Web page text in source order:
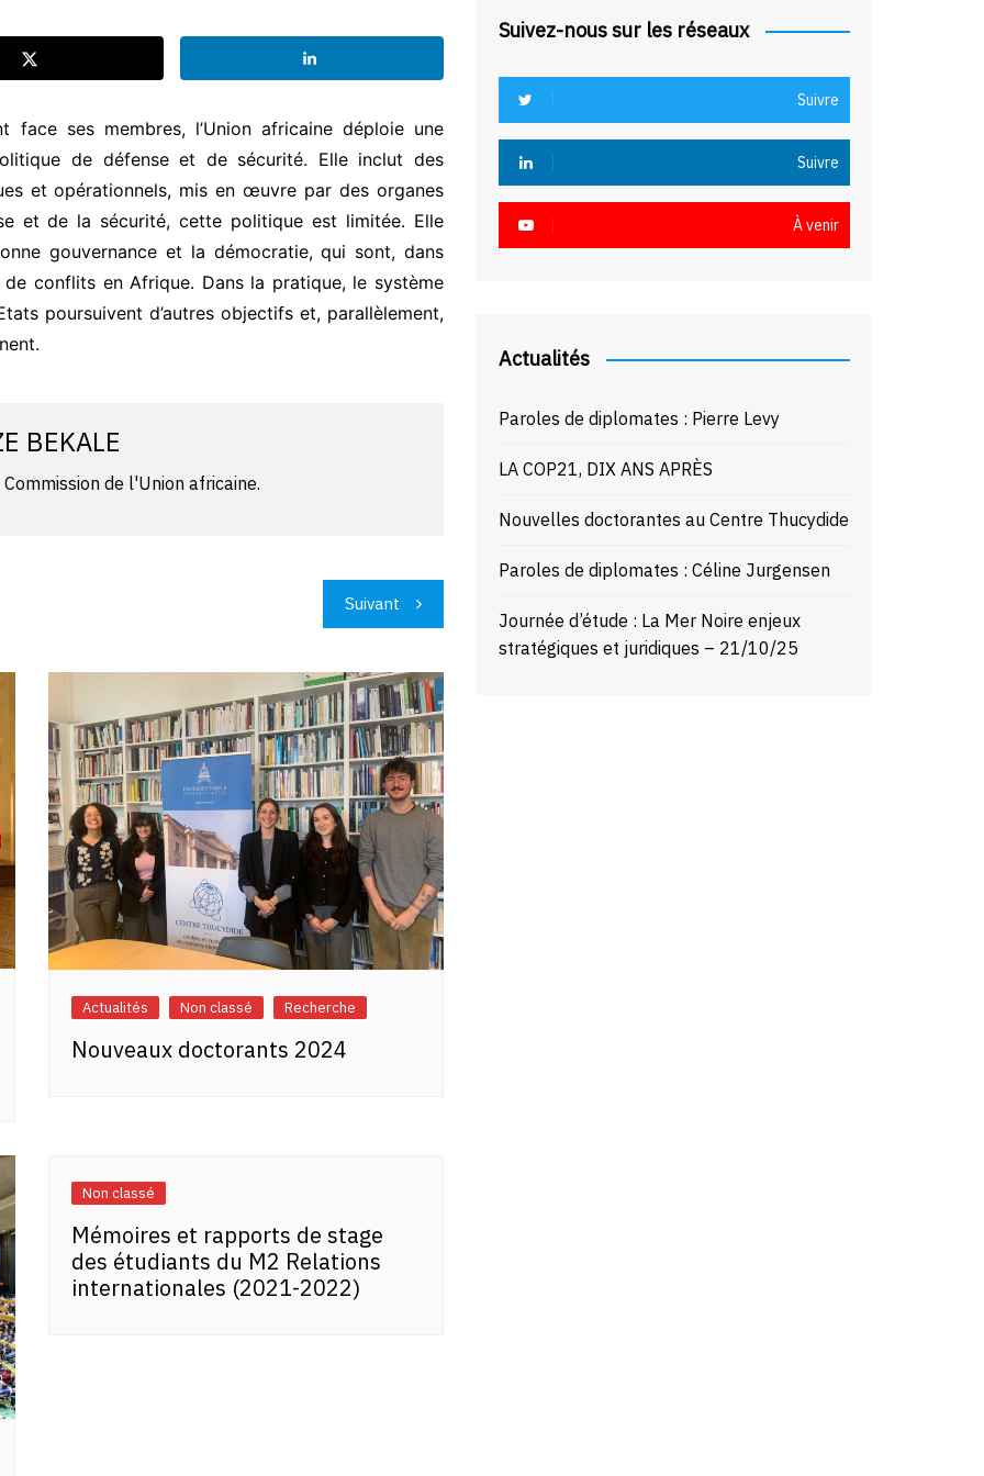
face ses membres, l’Union africaine déploie une
de défense et de sécurité. Elle inclut des
et opérationnels, mis en œuvre par des organes
et de la sécurité, cette politique est limitée. Elle
gouvernance et la démocratie, qui sont, dans
conflits en Afrique. Dans la pratique, le système
poursuivent d’autres objectifs et, parallèlement,
BEKALE
de l'Union africaine.
Suivant
Actualités Non classé Recherche
Nouveaux doctorants 2024
Non classé
Mémoires et rapports de stage
des étudiants du M2 Relations
internationales (2021-2022)
Suivez-nous sur les réseaux
Suivre
Suivre
À venir
Actualités
Paroles de diplomates : Pierre Levy
LA COP21, DIX ANS APRÈS
Nouvelles doctorantes au Centre Thucydide
Paroles de diplomates : Céline Jurgensen
Journée d’étude : La Mer Noire enjeux
stratégiques et juridiques – 21/10/25